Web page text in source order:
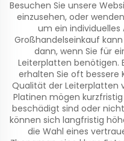
Besuchen Sie unsere
einzusehen, oder
um ein
Großhandelseinkauf
dann, wenn Sie für
Leiterplatten benötigen.
erhalten Sie oft bessere
Qualität der Leiterplatten
Platinen mögen
beschädigt sind oder
können sich langfristig
die Wahl eines